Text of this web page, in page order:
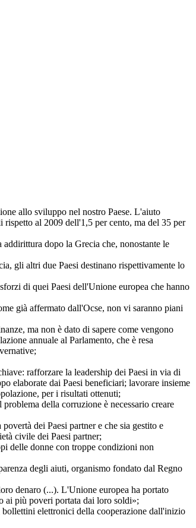
allo sviluppo nel nostro Paese. L'aiuto
al 2009 dell'1,5 per cento, ma del 35 per
dopo la Grecia che, nonostante le
gli altri due Paesi destinano rispettivamente lo
di quei Paesi dell'Unione europea che hanno
già affermato dall'Ocse, non vi saranno piani
ma non è dato di sapere come vengono
annuale al Parlamento, che è resa
rafforzare la leadership dei Paesi in via di
elaborate dai Paesi beneficiari; lavorare insieme
per i risultati ottenuti;
della corruzione è necessario creare
dei Paesi partner e che sia gestito e
civile dei Paesi partner;
delle donne con troppe condizioni non
degli aiuti, organismo fondato dal Regno
denaro (...). L'Unione europea ha portato
ai più poveri portata dai loro soldi»;
bollettini elettronici della cooperazione dall'inizio